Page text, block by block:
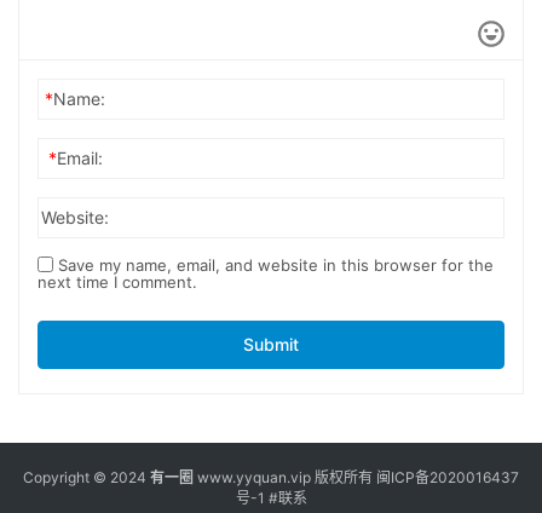
*Name:
*Email:
Website:
Save my name, email, and website in this browser for the
next time I comment.
Submit
Copyright © 2024 有一圈 www.yyquan.vip 版权所有 闽ICP备2020016437
号-1 #联系